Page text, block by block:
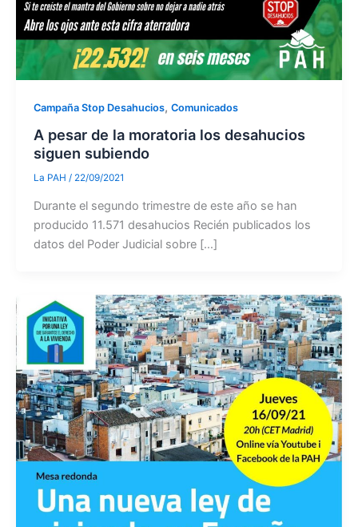
Campaña Stop Desahucios, Comunicados
A pesar de la moratoria los desahucios
siguen subiendo
La PAH / 22/09/2021
Durante el segundo trimestre de este año se han
producido 11.571 desahucios Recién publicados los
datos del Poder Judicial sobre […]